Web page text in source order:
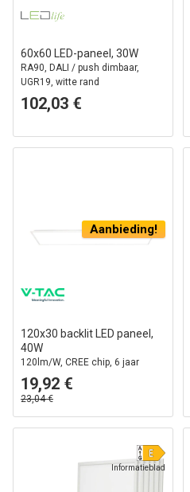
60x60 LED-paneel, 30W
RA90, DALI / push dimbaar,
UGR19, witte rand
102,03 €
Aanbieding!
120x30 backlit LED paneel,
40W
120lm/W, CREE chip, 6 jaar
garantie, witte rand
19,92 €
23,04 €
Informatieblad